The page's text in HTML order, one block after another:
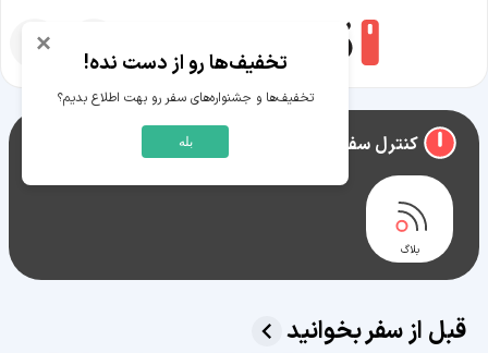
راهنمای سفر به نامیبیا کنترل سفر نامیبیا
بلاگ
قبل از سفر بخوانید
×
تخفیف‌ها رو از دست نده!
تخفیف‌ها و جشنواره‌های سفر رو بهت اطلاع بدیم؟
بله